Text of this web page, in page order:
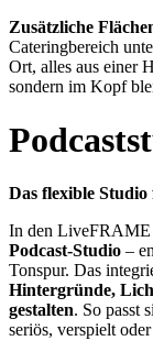
Zusätzliche
Cateringbereich
Ort, alles aus einer
sondern im Kopf
Das flexible
In den LiveFRAME
Podcast-Studio –
Tonspur. Das
Hintergründe,
gestalten. So passt
seriös, verspielt